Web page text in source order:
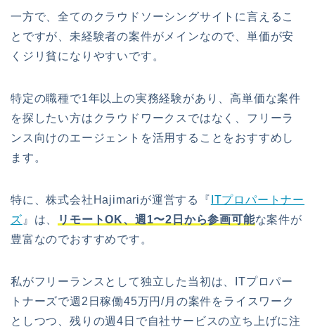
一方で、全てのクラウドソーシングサイトに言えるこ
とですが、未経験者の案件がメインなので、単価が安
くジリ貧になりやすいです。
特定の職種で1年以上の実務経験があり、高単価な案件
を探したい方はクラウドワークスではなく、フリーラ
ンス向けのエージェントを活用することをおすすめし
ます。
特に、株式会社Hajimariが運営する『 ITプロパートナー
ズ』は、 リモートOK、週1〜2日から参画可能な案件が
豊富なのでおすすめです。
私がフリーランスとして独立した当初は、ITプロパー
トナーズで週2日稼働45万円/月の案件をライスワーク
としつつ、残りの週4日で自社サービスの立ち上げに注